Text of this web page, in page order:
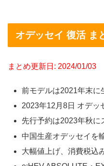
オデッセイ 復活 ま
まとめ更新日: 2024/01/03
前モデルは2021年末に
2023年12月8日 オデッ
先行予約は2023年秋に
中国生産オデッセイを
大幅値上げ、消費税込